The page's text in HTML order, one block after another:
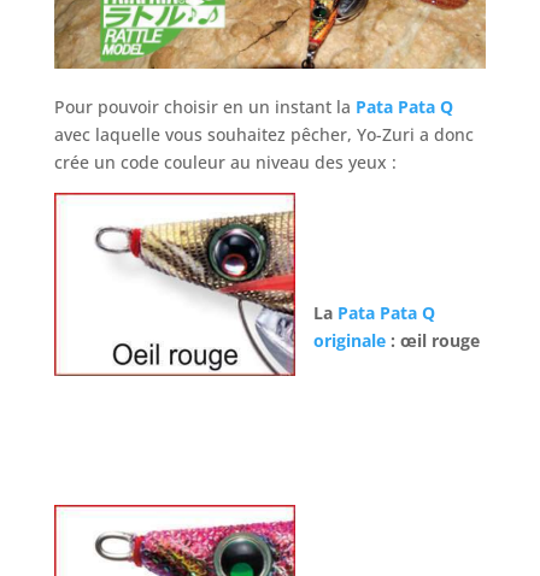
Pour pouvoir choisir en un instant la Pata Pata Q
avec laquelle vous souhaitez pêcher, Yo-Zuri a donc
crée un code couleur au niveau des yeux :
La Pata Pata Q
originale: œil rouge